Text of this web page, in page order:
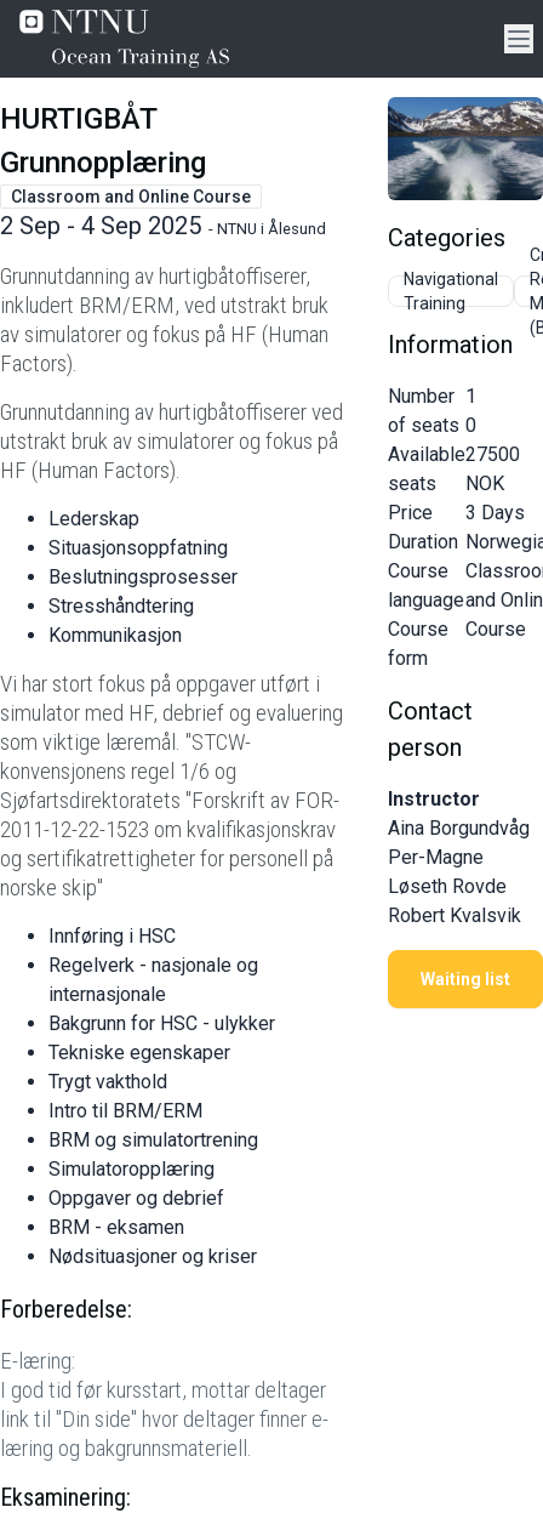
HURTIGBÅT
Grunnopplæring
Classroom and Online Course
2 Sep - 4 Sep 2025 - NTNU i Ålesund
Grunnutdanning av hurtigbåtoffiserer,
inkludert BRM/ERM, ved utstrakt bruk
av simulatorer og fokus på HF (Human
Factors).
Grunnutdanning av hurtigbåtoffiserer ved
utstrakt bruk av simulatorer og fokus på
HF (Human Factors).
Lederskap
Situasjonsoppfatning
Beslutningsprosesser
Stresshåndtering
Kommunikasjon
Vi har stort fokus på oppgaver utført i
simulator med HF, debrief og evaluering
som viktige læremål. "STCW-
konvensjonens regel 1/6 og
Sjøfartsdirektoratets "Forskrift av FOR-
2011-12-22-1523 om kvalifikasjonskrav
og sertifikatrettigheter for personell på
norske skip"
Innføring i HSC
Regelverk - nasjonale og
internasjonale
Bakgrunn for HSC - ulykker
Tekniske egenskaper
Trygt vakthold
Intro til BRM/ERM
BRM og simulatortrening
Simulatoropplæring
Oppgaver og debrief
BRM - eksamen
Nødsituasjoner og kriser
Forberedelse:
E-læring:
I god tid før kursstart, mottar deltager
link til "Din side" hvor deltager finner e-
læring og bakgrunnsmateriell.
Eksaminering:
Categories
Navigational
Training
Information
Number
of seats
Available
seats
Price
Duration
Course
language
Course
form
1
0
27500
NOK
3 Days
and
Course
Contact
person
Instructor
Aina Borgundvåg
Per-Magne
Løseth Rovde
Robert Kvalsvik
Waiting list